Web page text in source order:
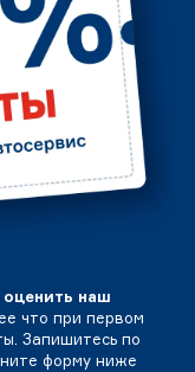
оценить наш
что при первом
Запишитесь по
форму ниже